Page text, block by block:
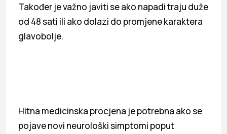
Također je važno javiti se ako napadi traju duže
od 48 sati ili ako dolazi do promjene karaktera
glavobolje.
Hitna medicinska procjena je potrebna ako se
pojave novi neurološki simptomi poput